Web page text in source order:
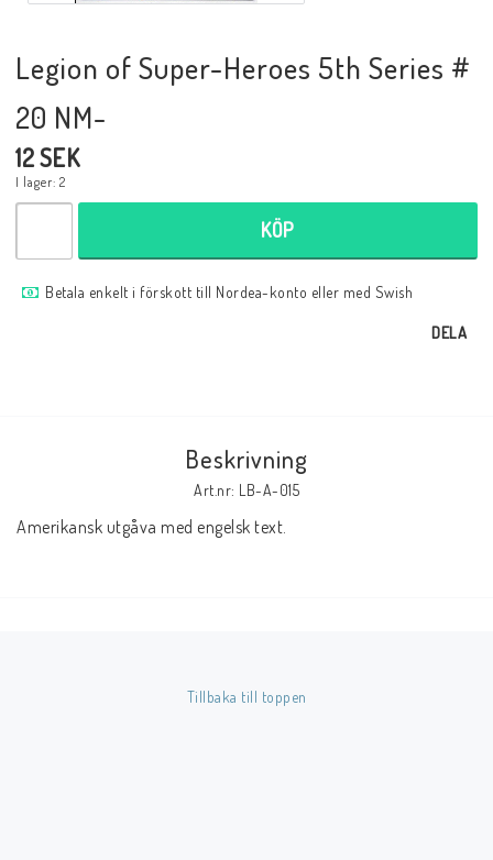
Samlartillbehör
Serier Sverige
Serier USA
Inkl. Moms
Legion of Super-Heroes 5th Series #
20 NM-
12 SEK
I lager: 2
KÖP
Betala enkelt i förskott till Nordea-konto eller med Swish
DELA
Beskrivning
Art.nr: LB-A-015
Amerikansk utgåva med engelsk text.
Tillbaka till toppen